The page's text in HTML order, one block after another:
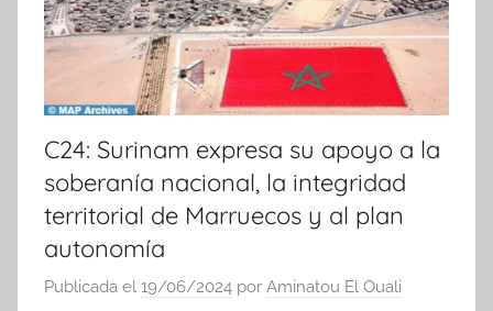
s
C24: Surinam expresa su apoyo a la
soberanía nacional, la integridad
territorial de Marruecos y al plan
autonomía
Publicada el 19/06/2024 por Aminatou El Ouali